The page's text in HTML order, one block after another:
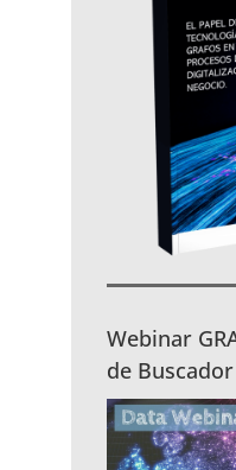
Webinar
de